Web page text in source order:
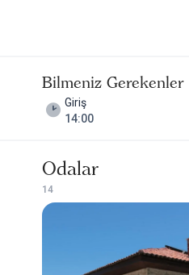
Özellikle Isparta otelleri
oldukça karakterli bir
çıkarıp, yerel dokuyla
Bilmeniz Gerekenler
Giriş
14:00
Odalar
1 4